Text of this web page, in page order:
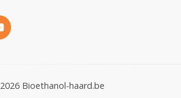
Bioethanol-haard.be